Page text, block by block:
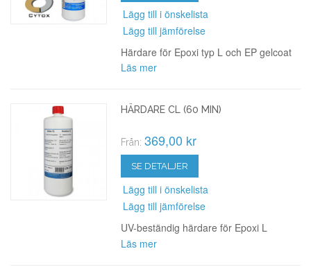
Lägg till i önskelista
Lägg till jämförelse
Härdare för Epoxi typ L och EP gelcoat
Läs mer
HÄRDARE CL (60 MIN)
Från: 369,00 kr
SE DETALJER
Lägg till i önskelista
Lägg till jämförelse
UV-beständig härdare för Epoxi L
Läs mer